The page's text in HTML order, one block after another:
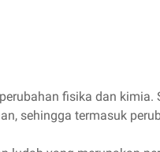
fisika dan kimia.
sehingga termasuk